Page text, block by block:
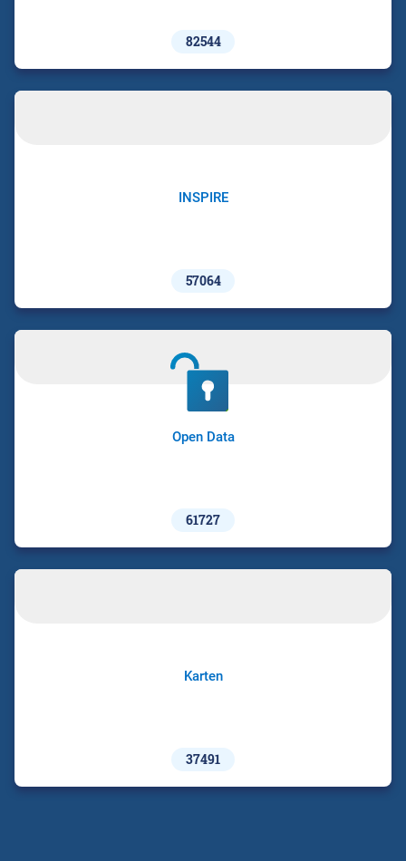
82544
INSPIRE
57064
Open Data
61727
Karten
37491